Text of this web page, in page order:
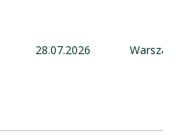
28.07.2026 Warszawa